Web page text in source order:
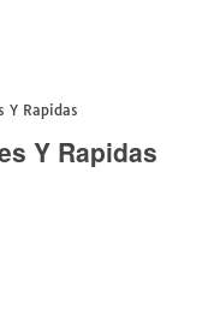
Y Rapidas
Y Rapidas